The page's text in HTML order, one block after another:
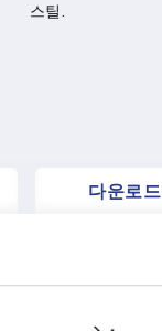
스틸.
다운로드